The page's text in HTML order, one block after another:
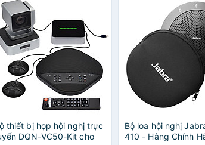
thiết bị họp hội nghị trực
DQN-VC50-Kit cho
Bộ loa hội nghị
410 - Hàng Chính